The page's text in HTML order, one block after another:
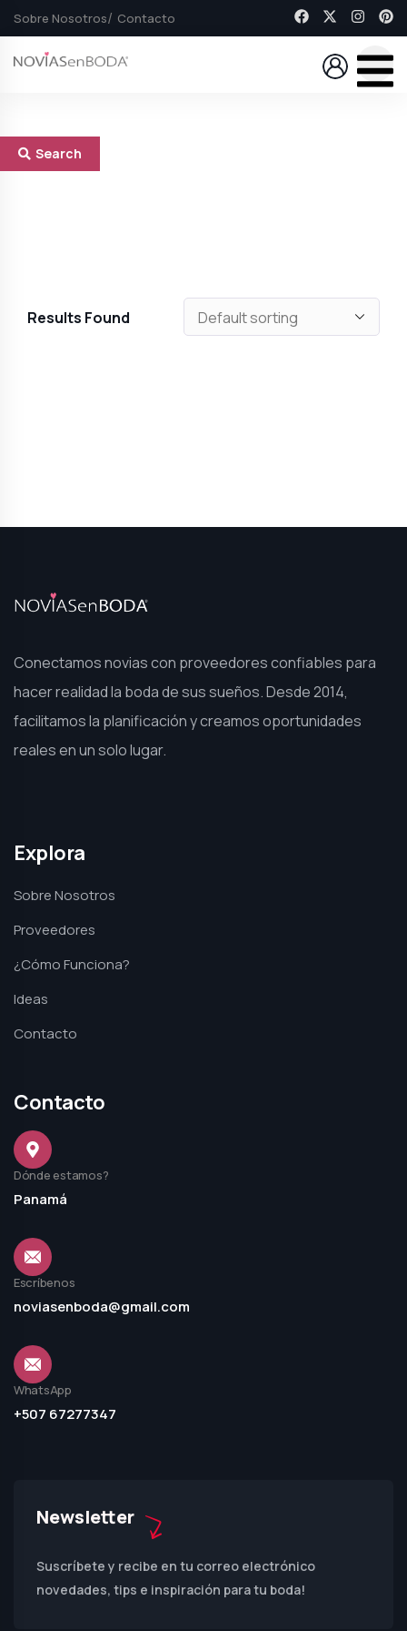
Sobre Nosotros Contacto
Search
Results Found
Conectamos novias con proveedores confiables para
hacer realidad la boda de sus sueños. Desde 2014,
facilitamos la planificación y creamos oportunidades
reales en un solo lugar.
Explora
Sobre Nosotros
Proveedores
¿Cómo Funciona?
Ideas
Contacto
Contacto
Dónde estamos?
Panamá
Escríbenos
noviasenboda@gmail.com
WhatsApp
+507 67277347
Newsletter
Suscríbete y recibe en tu correo electrónico
novedades, tips e inspiración para tu boda!